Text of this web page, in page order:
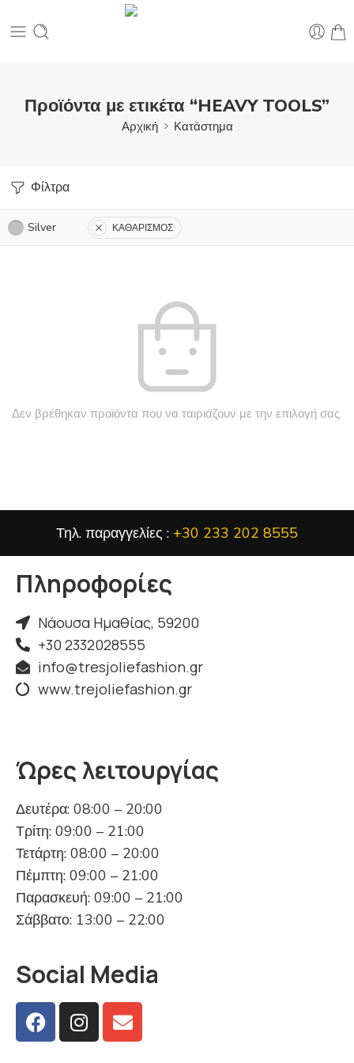
Προϊόντα με ετικέτα “HEAVY TOOLS”
Αρχική Κατάστημα
Φίλτρα
Silver ΚΑΘΑΡΙΣΜΟΣ
Δεν βρέθηκαν προϊόντα που να ταιριάζουν με την επιλογή σας.
Τηλ. παραγγελίες : +30 233 202 8555
Πληροφορίες
Νάουσα Ημαθίας, 59200
+30 2332028555
info@tresjoliefashion.gr
www.trejoliefashion.gr
Ώρες λειτουργίας
Δευτέρα: 08:00 – 20:00
Τρίτη: 09:00 – 21:00
Τετάρτη: 08:00 – 20:00
Πέμπτη: 09:00 – 21:00
Παρασκευή: 09:00 – 21:00
Σάββατο: 13:00 – 22:00
Social Media